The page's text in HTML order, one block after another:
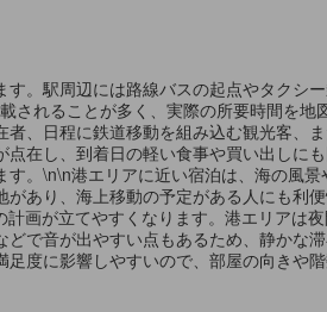
。駅周辺には路線バスの起点やタクシ
されることが多く、実際の所要時間を地
、日程に鉄道移動を組み込む観光客、
在し、到着日の軽い食事や買い出しに
。\n\n港エリアに近い宿泊は、海の風景
あり、海上移動の予定がある人にも利
画が立てやすくなります。港エリアは
で音が出やすい点もあるため、静かな
度に影響しやすいので、部屋の向きや